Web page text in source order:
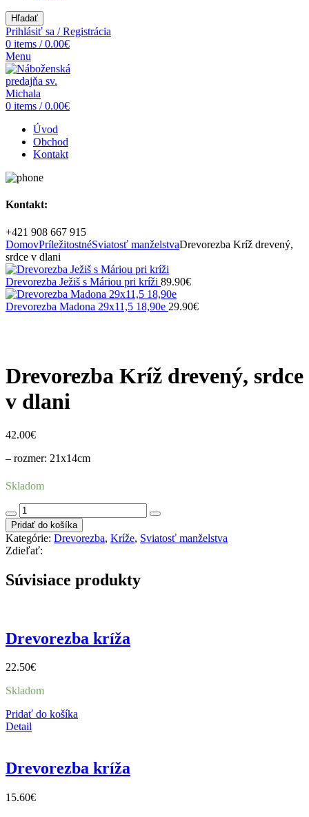
Hľadať
Prihlásiť sa / Registrácia
0 items / 0.00€
Menu
0 items / 0.00€
Úvod
Obchod
Kontakt
Kontakt:
+421 908 667 915
DomovPríležitostnéSviatosť manželstvaDrevorezba Kríž drevený,
srdce v dlani
Drevorezba Ježiš s Máriou pri kríži 89.90€
Drevorezba Madona 29x11,5 18,90e 29.90€
Drevorezba Kríž drevený, srdce
v dlani
42.00€
– rozmer: 21x14cm
Skladom
množstvo
Drevorezba
Kríž
drevený,
srdce
dlani
Pridať do košíka
Kategórie: Drevorezba, Kríže, Sviatosť manželstva
Zdieľať:
Súvisiace produkty
Drevorezba kríža
22.50€
Skladom
Pridať do košíka
Detail
Drevorezba kríža
15.60€